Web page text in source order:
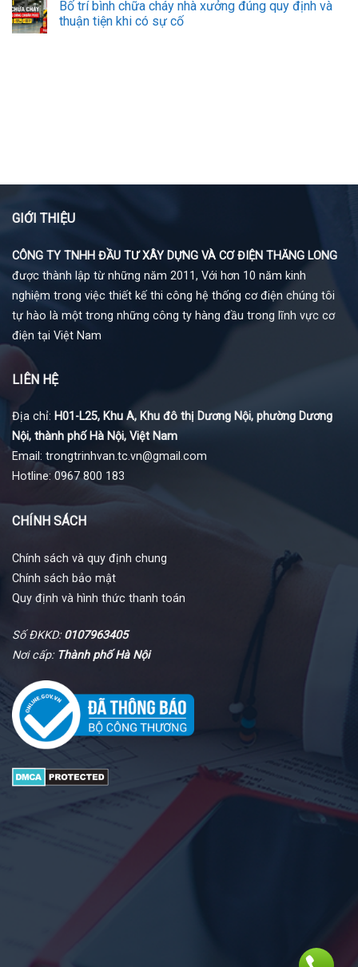
Bố trí bình chữa cháy nhà xưởng đúng quy định và
thuận tiện khi có sự cố
GIỚI THIỆU
CÔNG TY TNHH ĐẦU TƯ XÂY DỰNG VÀ CƠ ĐIỆN THĂNG LONG
được thành lập từ những năm 2011, Với hơn 10 năm kinh
nghiệm trong việc thiết kế thi công hệ thống cơ điện chúng tôi
tự hào là một trong những công ty hàng đầu trong lĩnh vực cơ
điện tại Việt Nam
LIÊN HỆ
Địa chỉ: H01-L25, Khu A, Khu đô thị Dương Nội, phường Dương
Nội, thành phố Hà Nội, Việt Nam
Email: trongtrinhvan.tc.vn@gmail.com
Hotline: 0967 800 183
CHÍNH SÁCH
Chính sách và quy định chung
Chính sách bảo mật
Quy định và hình thức thanh toán
Số ĐKKD:0107963405
Nơi cấp: Thành phố Hà Nội